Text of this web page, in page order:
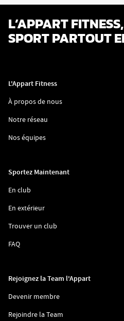
L’APPART
SPORT PARTOUT
L'Appart Fitness
À propos de nous(ouvre
Notre réseau
Nos équipes(ouvre
fenêtre)
Sportez Maintenant
En club
une
nouvelle
fenêtre)
En extérieur(ouvre
une
nouvelle
Trouver un club
FAQ(ouvre
fenêtre)
Rejoignez la Team l'Appart
Devenir membre(ouvre
une
Rejoindre la Team